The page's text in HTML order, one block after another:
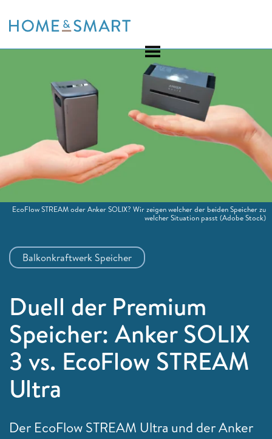
to
Balkonkraftwerk Speicher
Duell der Premium
Speicher: Anker SOLIX
3 vs. EcoFlow STREAM
Ultra
Der EcoFlow STREAM Ultra und der Anker
EcoFlow STREAM oder Anker SOLIX? Wir zeigen welcher der beiden Speicher zu
welcher Situation passt (Adobe Stock)